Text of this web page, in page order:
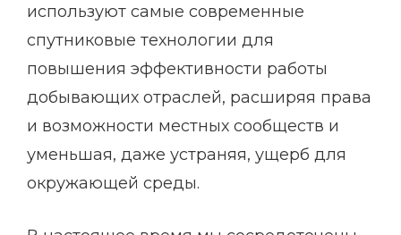
используют самые современные
спутниковые технологии для
повышения эффективности работы
добывающих отраслей, расширяя права
и возможности местных сообществ и
уменьшая, даже устраняя, ущерб для
окружающей среды.